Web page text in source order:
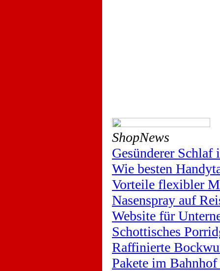
ShopNews
Gesünderer Schlaf
Wie besten
Vorteile flexibler
Nasenspray auf
Website für
Schottisches
Raffinierte
Pakete im